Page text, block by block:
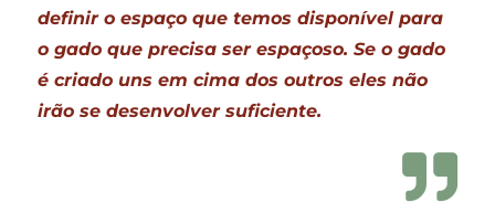
definir o espaço que temos disponível para
o gado que precisa ser espaçoso. Se o gado
é criado uns em cima dos outros eles não
irão se desenvolver suficiente.